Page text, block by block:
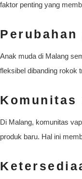
faktor penting yang
Anak muda di Malang
fleksibel dibanding rokok
Di Malang, komunitas
produk baru. Hal ini